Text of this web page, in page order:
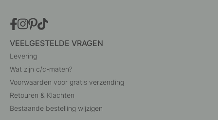
VEELGESTELDE VRAGEN
Levering
Wat zijn c/c-maten?
Voorwaarden voor gratis verzending
Retouren & Klachten
Bestaande bestelling wijzigen